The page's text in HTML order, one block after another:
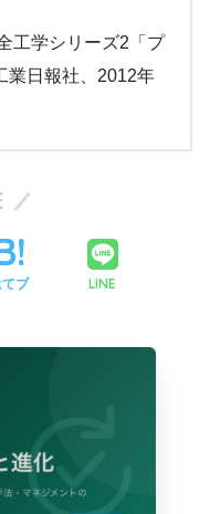
工学シリーズ2「プ
業日報社、2012年
てブ LINE